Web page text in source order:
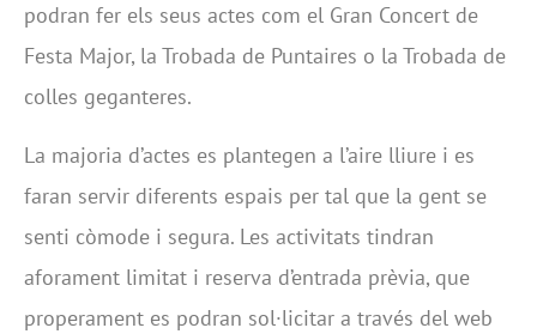
podran fer els seus actes com el Gran Concert de
Festa Major, la Trobada de Puntaires o la Trobada de
colles geganteres.
La majoria d’actes es plantegen a l’aire lliure i es
faran servir diferents espais per tal que la gent se
senti còmode i segura. Les activitats tindran
aforament limitat i reserva d’entrada prèvia, que
properament es podran sol·licitar a través del web